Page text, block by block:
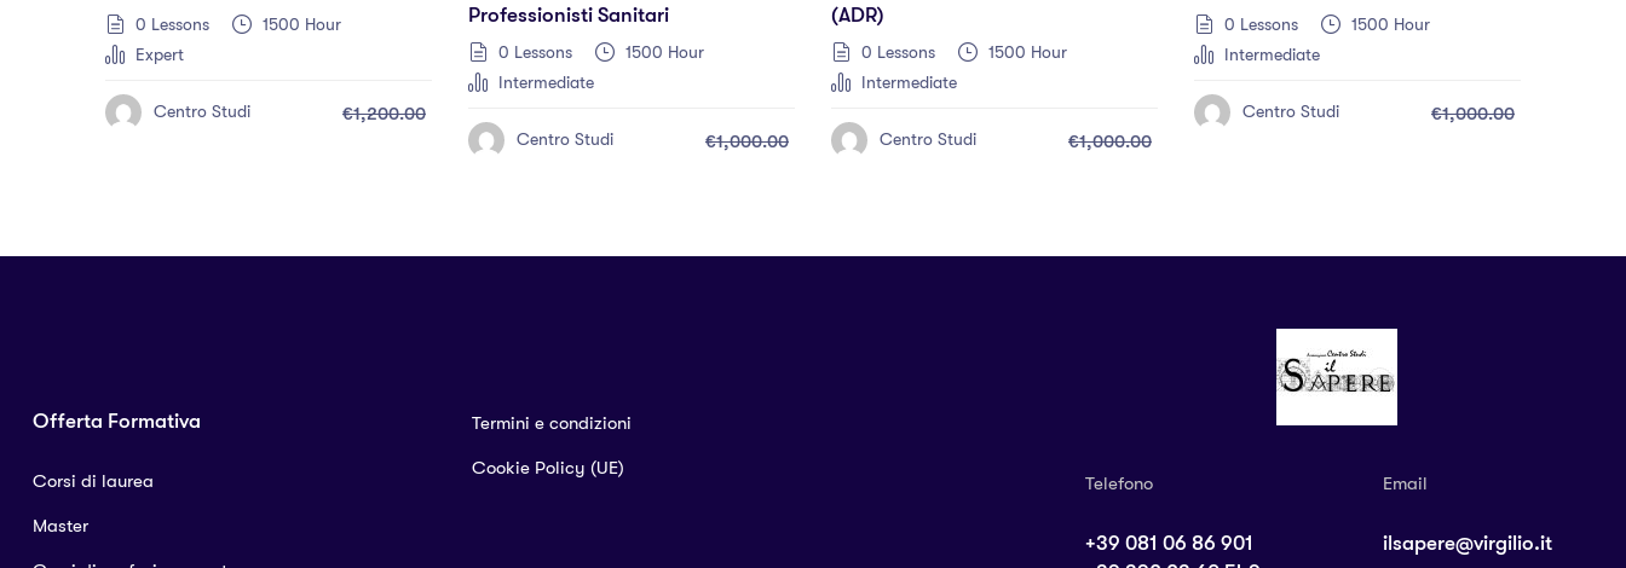
0 Lessons
1500 Hour
Expert
Centro Studi €1,200.00
Professionisti Sanitari
0 Lessons
1500 Hour
Intermediate
Centro Studi €1,000.00
(ADR)
0 Lessons
1500 Hour
Intermediate
Centro Studi €1,000.00
0 Lessons
1500 Hour
Intermediate
Centro Studi €1,000.00
Offerta Formativa
Corsi di laurea
Master
Termini e condizioni
Cookie Policy (UE)
Telefono
+39 081 06 86 901
Email
ilsapere@virgilio.it